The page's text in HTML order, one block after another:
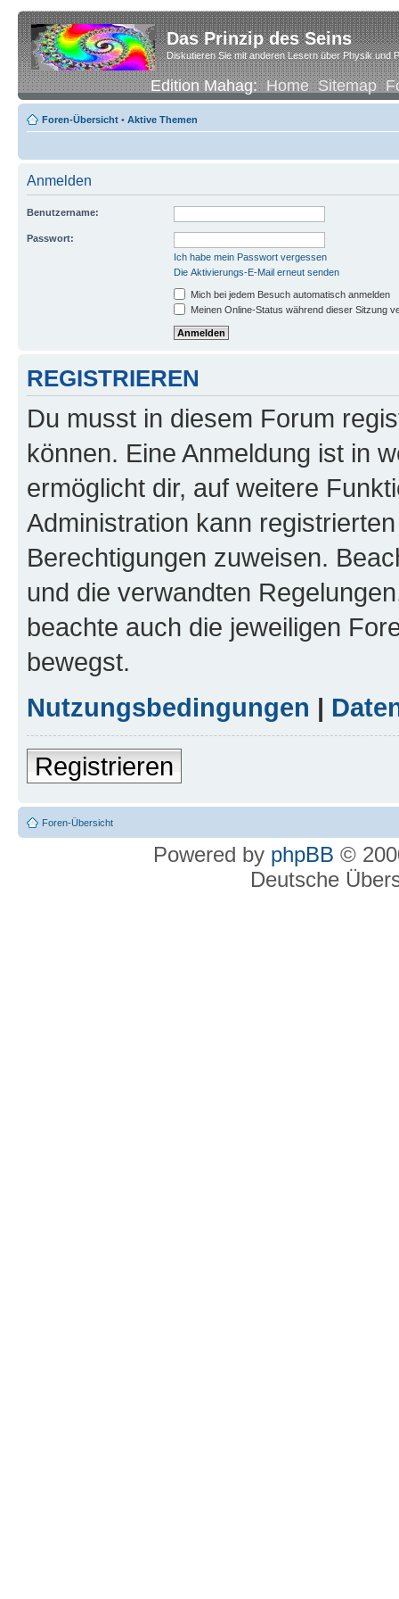
Das Prinzip des Seins
Diskutieren Sie mit anderen Lesern über Physik und
Edition Mahag:Home Sitemap
Foren-Übersicht • Aktive Themen
Anmelden
Benutzername:
Passwort:
Ich habe mein Passwort vergessen
Die Aktivierungs-E-Mail erneut senden
Mich bei jedem Besuch automatisch anmelden
Meinen Online-Status während dieser Sitzung
REGISTRIEREN
Du musst in diesem Forum
können. Eine Anmeldung ist in
ermöglicht dir, auf weitere
Administration kann
Berechtigungen zuweisen.
und die verwandten
beachte auch die jeweiligen
bewegst.
Nutzungsbedingungen |
Registrieren
Foren-Übersicht
Powered by phpBB ©
Deutsche